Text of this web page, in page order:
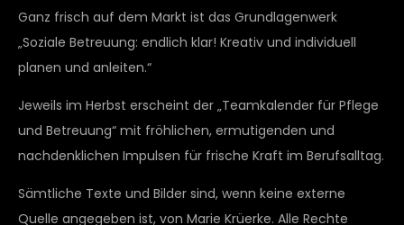
Ganz frisch auf dem Markt ist das Grundlagenwerk
„Soziale Betreuung: endlich klar! Kreativ und individuell
planen und anleiten.“
Jeweils im Herbst erscheint der „Teamkalender für Pflege
und Betreuung“ mit fröhlichen, ermutigenden und
nachdenklichen Impulsen für frische Kraft im Berufsalltag.
Sämtliche Texte und Bilder sind, wenn keine externe
Quelle angegeben ist, von Marie Krüerke. Alle Rechte